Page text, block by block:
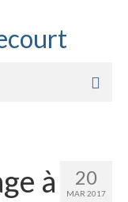
20
MAR 2017
à